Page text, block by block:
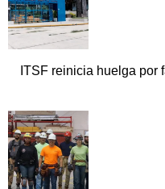
ITSF reinicia huelga por